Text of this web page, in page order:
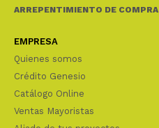
ARREPENTIMIENTO DE COMPRA
EMPRESA
Quienes somos
Crédito Genesio
Catálogo Online
Ventas Mayoristas